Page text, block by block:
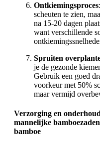
Ontkiemingsproces
scheuten te zien,
na 15-20 dagen
want verschillende
Spruiten
je de gezonde
Gebruik een goed
voorkeur met 50%
maar vermijd
Verzorging en
mannelijke
bamboe